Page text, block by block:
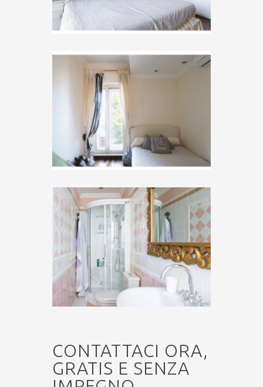
CONTATTACI ORA,
GRATIS E SENZA